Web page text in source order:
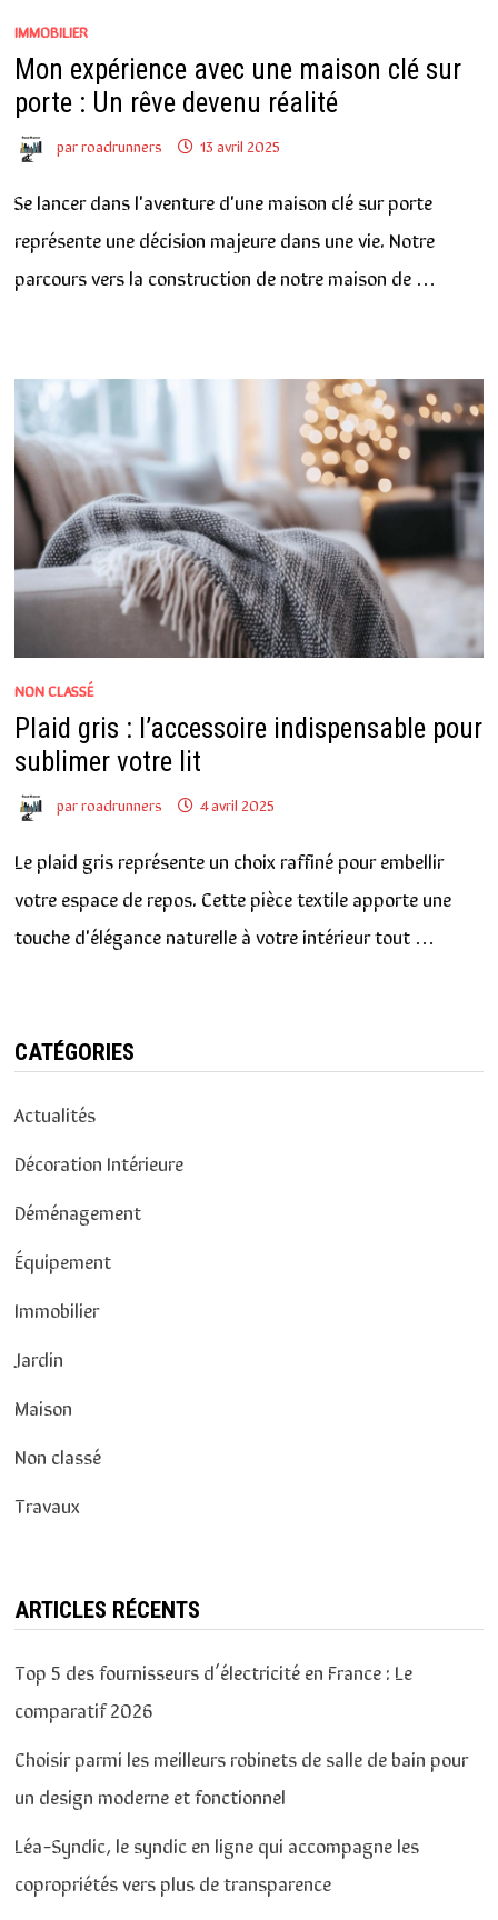
IMMOBILIER
Mon expérience avec une maison clé sur
porte : Un rêve devenu réalité
parroadrunners 13 avril 2025
Se lancer dans l'aventure d'une maison clé sur porte
représente une décision majeure dans une vie. Notre
parcours vers la construction de notre maison de …
NON CLASSÉ
Plaid gris : l’accessoire indispensable pour
sublimer votre lit
parroadrunners 4 avril 2025
Le plaid gris représente un choix raffiné pour embellir
votre espace de repos. Cette pièce textile apporte une
touche d'élégance naturelle à votre intérieur tout …
CATÉGORIES
Actualités
Décoration Intérieure
Déménagement
Équipement
Immobilier
Jardin
Maison
Non classé
Travaux
ARTICLES RÉCENTS
Top 5 des fournisseurs d’électricité en France : Le
comparatif 2026
Choisir parmi les meilleurs robinets de salle de bain pour
un design moderne et fonctionnel
Léa-Syndic, le syndic en ligne qui accompagne les
copropriétés vers plus de transparence